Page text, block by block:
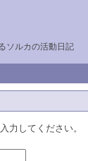
ソルカの活動日記
力してください。